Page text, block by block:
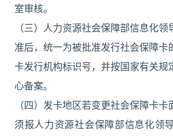
室审核。
（三）人力资源社会保障部信息化
准后，统一为被批准发行社会保障卡
卡发行机构标识号，并按国家有关规
心备案。
（四）发卡地区若变更社会保障卡
须报人力资源社会保障部信息化领